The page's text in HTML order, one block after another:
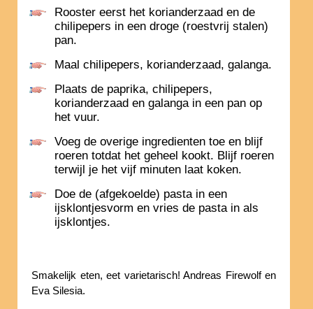
Rooster eerst het korianderzaad en de
chilipepers in een droge (roestvrij stalen)
pan.
Maal chilipepers, korianderzaad, galanga.
Plaats de paprika, chilipepers,
korianderzaad en galanga in een pan op
het vuur.
Voeg de overige ingredienten toe en blijf
roeren totdat het geheel kookt. Blijf roeren
terwijl je het vijf minuten laat koken.
Doe de (afgekoelde) pasta in een
ijsklontjesvorm en vries de pasta in als
ijsklontjes.
Smakelijk eten, eet varietarisch! Andreas Firewolf en
Eva Silesia.